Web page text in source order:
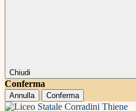
Chiudi
Conferma
Annulla Conferma